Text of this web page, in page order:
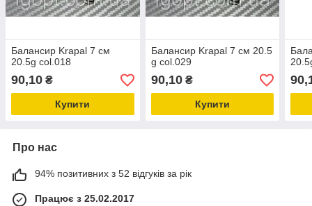
Балансир Krapal 7 см
20.5g col.018
90,10 ₴
Купити
Балансир Krapal 7 см 20.5
g col.029
90,10₴
Купити
Про нас
94% позитивних з 52 відгуків за рік
Працює з 25.02.2017